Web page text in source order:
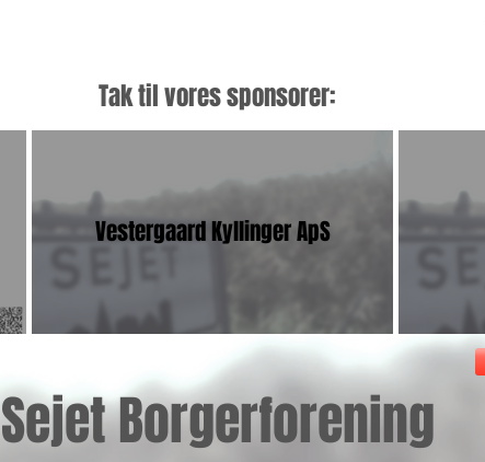
Tak til vores sponsorer:
Vestergaard Kyllinger ApS
Sejet Borgerforening